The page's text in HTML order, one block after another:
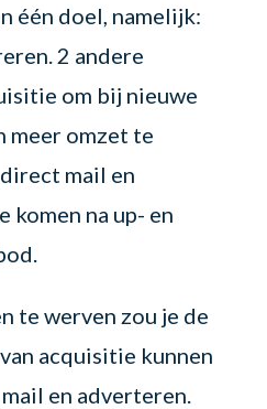
één doel, namelijk:
2 andere
om bij nieuwe
meer omzet te
mail en
komen na up- en
te werven zou je de
acquisitie kunnen
en adverteren.